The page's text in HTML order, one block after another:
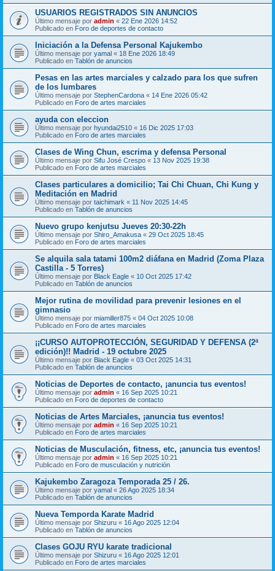
USUARIOS REGISTRADOS SIN ANUNCIOS
Último mensaje por admin « 22 Ene 2026 14:52
Publicado en Foro de deportes de contacto
Iniciación a la Defensa Personal Kajukembo
Último mensaje por yamal « 18 Ene 2026 18:49
Publicado en Tablón de anuncios
Pesas en las artes marciales y calzado para los que sufren
de los lumbares
Último mensaje por StephenCardona « 14 Ene 2026 05:42
Publicado en Foro de artes marciales
ayuda con eleccion
Último mensaje por hyundai2510 « 16 Dic 2025 17:03
Publicado en Foro de artes marciales
Clases de Wing Chun, escrima y defensa Personal
Último mensaje por Sifu José Crespo « 13 Nov 2025 19:38
Publicado en Foro de artes marciales
Clases particulares a domicilio; Tai Chi Chuan, Chi Kung y
Meditación en Madrid
Último mensaje por taichimark « 11 Nov 2025 14:45
Publicado en Tablón de anuncios
Nuevo grupo kenjutsu Jueves 20:30-22h
Último mensaje por Shiro_Amakusa « 29 Oct 2025 18:45
Publicado en Foro de artes marciales
Se alquila sala tatami 100m2 diáfana en Madrid (Zoma Plaza
Castilla - 5 Torres)
Último mensaje por Black Eagle « 10 Oct 2025 17:42
Publicado en Tablón de anuncios
Mejor rutina de movilidad para prevenir lesiones en el
gimnasio
Último mensaje por miamiller875 « 04 Oct 2025 10:08
Publicado en Foro de artes marciales
¡¡CURSO AUTOPROTECCIÓN, SEGURIDAD Y DEFENSA (2ª
edición)!! Madrid - 19 octubre 2025
Último mensaje por Black Eagle « 03 Oct 2025 14:31
Publicado en Tablón de anuncios
Noticias de Deportes de contacto, ¡anuncia tus eventos!
Último mensaje por admin « 16 Sep 2025 10:21
Publicado en Foro de deportes de contacto
Noticias de Artes Marciales, ¡anuncia tus eventos!
Último mensaje por admin « 16 Sep 2025 10:21
Publicado en Foro de artes marciales
Noticias de Musculación, fitness, etc, ¡anuncia tus eventos!
Último mensaje por admin « 16 Sep 2025 10:21
Publicado en Foro de musculación y nutrición
Kajukembo Zaragoza Temporada 25 / 26.
Último mensaje por yamal « 26 Ago 2025 18:34
Publicado en Tablón de anuncios
Nueva Temporda Karate Madrid
Último mensaje por Shizuru « 16 Ago 2025 12:04
Publicado en Tablón de anuncios
Clases GOJU RYU karate tradicional
Último mensaje por Shizuru « 16 Ago 2025 12:01
Publicado en Foro de artes marciales